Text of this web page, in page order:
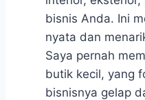
bisnis Anda. Ini
nyata dan
Saya pernah
butik kecil, yang
bisnisnya gelap